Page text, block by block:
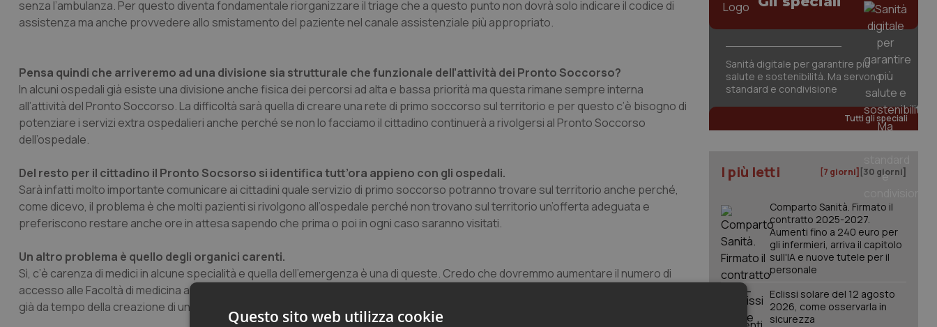
senza l’ambulanza. Per questo diventa fondamentale riorganizzare il triage che a questo punto non dovrà solo indicare il codice di
assistenza ma anche provvedere allo smistamento del paziente nel canale assistenziale più appropriato.
Pensa quindi che arriveremo ad una divisione sia strutturale che funzionale dell’attività dei Pronto Soccorso?
In alcuni ospedali già esiste una divisione anche fisica dei percorsi ad alta e bassa priorità ma questa rimane sempre interna
all’attività del Pronto Soccorso. La difficoltà sarà quella di creare una rete di primo soccorso sul territorio e per questo c’è bisogno di
potenziare i servizi extra ospedalieri anche perché se non lo facciamo il cittadino continuerà a rivolgersi al Pronto Soccorso
dell’ospedale.
Del resto per il cittadino il Pronto Socsorso si identifica tutt’ora appieno con gli ospedali.
Sarà infatti molto importante comunicare ai cittadini quale servizio di primo soccorso potranno trovare sul territorio anche perché,
come dicevo, il problema è che molti pazienti si rivolgono all’ospedale perché non trovano sul territorio un’offerta adeguata e
preferiscono restare anche ore in attesa sapendo che prima o poi in ogni caso saranno visitati.
Un altro problema è quello degli organici carenti.
Sì, c’è carenza di medici in alcune specialità e quella dell’emergenza è una di queste. Credo che dovremmo aumentare il numero di
accesso alle Facoltà di medicina anche alla luce del fatto che al di là della riforma annunciata in questi giorni dal ministro Fazio, si parla
già da tempo della creazione di una Macroarea dell’Emergenza Urgenza.
Sanità digitale per garantire più
salute e sostenibilità. Ma servono
standard e condivisione
Tutti gli speciali
I più letti [7 giorni] [30 giorni]
Comparto Sanità. Firmato il
contratto 2025-2027.
Aumenti fino a 240 euro per
gli infermieri, arriva il capitolo
sull'IA e nuove tutele per il
personale
Eclissi solare del 12 agosto
2026, come osservarla in
sicurezza
Questo sito web utilizza cookie